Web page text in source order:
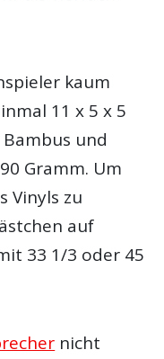
kaum
11 x 5 x 5
und
Gramm. Um
Vinyls zu
auf
33 1/3 oder 45
nicht